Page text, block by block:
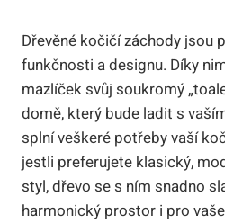
Dřevěné kočičí záchody jsou
funkčnosti a designu. Díky
mazlíček svůj soukromý
domě, který bude ladit s
splní veškeré potřeby vaší
jestli preferujete klasický,
styl, dřevo se s ním snadno
harmonický prostor i pro